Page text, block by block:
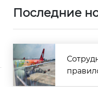
Последние